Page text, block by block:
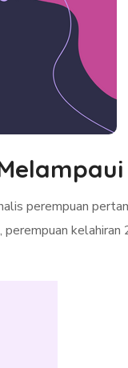
perempuan